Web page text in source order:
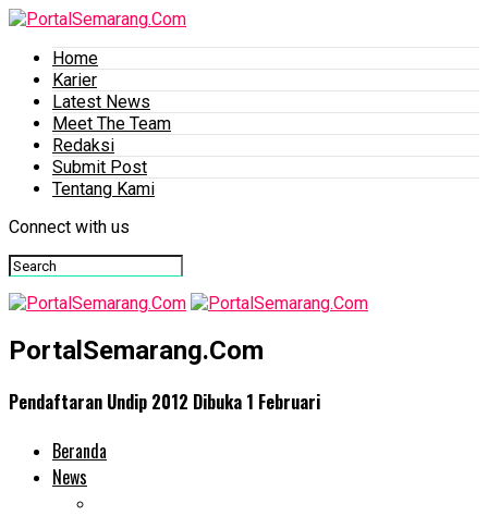
Home
Karier
Latest News
Meet The Team
Redaksi
Submit Post
Tentang Kami
Connect with us
PortalSemarang.Com
Pendaftaran Undip 2012 Dibuka 1 Februari
Beranda
News